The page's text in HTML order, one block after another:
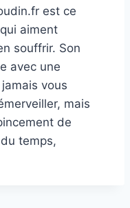
est ce
aiment
souffrir. Son
avec une
vous
mais
de
temps,